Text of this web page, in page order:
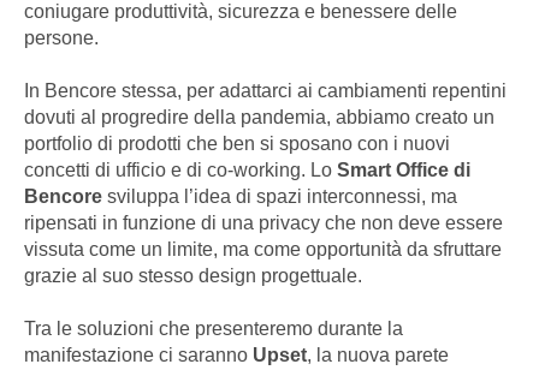
coniugare produttività, sicurezza e benessere delle
persone.
In Bencore stessa, per adattarci ai cambiamenti repentini
dovuti al progredire della pandemia, abbiamo creato un
portfolio di prodotti che ben si sposano con i nuovi
concetti di ufficio e di co-working. Lo Smart Office di
Bencore sviluppa l’idea di spazi interconnessi, ma
ripensati in funzione di una privacy che non deve essere
vissuta come un limite, ma come opportunità da sfruttare
grazie al suo stesso design progettuale.
Tra le soluzioni che presenteremo durante la
manifestazione ci saranno Upset, la nuova parete